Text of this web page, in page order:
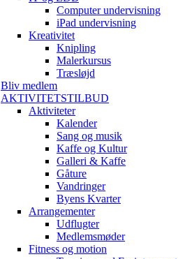
Computer undervisning
iPad undervisning
Kreativitet
Knipling
Malerkursus
Træsløjd
Bliv medlem
AKTIVITETSTILBUD
Aktiviteter
Kalender
Sang og musik
Kaffe og Kultur
Galleri & Kaffe
Gåture
Vandringer
Byens Kvarter
Arrangementer
Udflugter
Medlemsmøder
Fitness og motion